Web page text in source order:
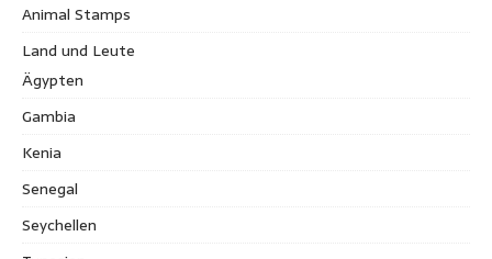
Animal Stamps
Land und Leute
Ägypten
Gambia
Kenia
Senegal
Seychellen